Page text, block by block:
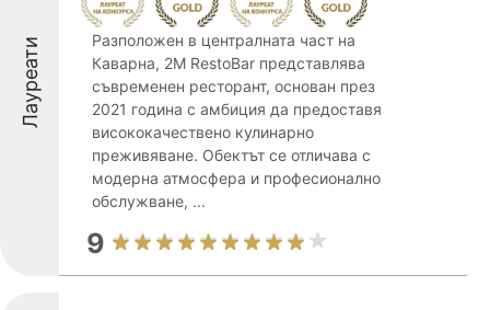
Лауреати
Разположен в централната част на
Каварна, 2M RestoBar представлява
съвременен ресторант, основан през
2021 година с амбиция да предоставя
висококачествено кулинарно
преживяване. Обектът се отличава с
модерна атмосфера и професионално
обслужване, ...
9